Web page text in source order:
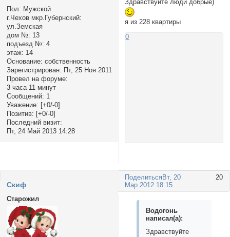
Пол: Мужской
г.Чехов мкр.Губернский:
ул.Земская
дом №: 13
подъезд №: 4
этаж: 14
Основание: собственность
Зарегистрирован: Пт, 25 Ноя 2011
Провел на форуме:
3 часа 11 минут
Сообщений: 1
Уважение: [+0/-0]
Позитив: [+0/-0]
Последний визит:
Пт, 24 Май 2013 14:28
Здравствуйте люди добрые)
я из 228 квартиры
0
Поделиться 20
Вт, 20
Мар 2012 18:15
Cкиф
Старожил
Водогонь
написал(а):
Здравствуйте